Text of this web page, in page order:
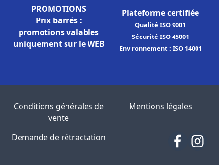
PROMOTIONS
Prix barrés :
promotions valables
uniquement sur le WEB
Plateforme certifiée
Qualité ISO 9001
Sécurité ISO 45001
Environnement : ISO 14001
Conditions générales de
vente
Mentions légales
Demande de rétractation